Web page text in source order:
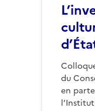
du
en